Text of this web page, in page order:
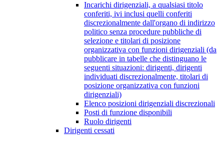
Incarichi dirigenziali, a qualsiasi titolo
conferiti, ivi inclusi quelli conferiti
discrezionalmente dall'organo di indirizzo
politico senza procedure pubbliche di
selezione e titolari di posizione
organizzativa con funzioni dirigenziali (da
pubblicare in tabelle che distinguano le
seguenti situazioni: dirigenti, dirigenti
individuati discrezionalmente, titolari di
posizione organizzativa con funzioni
dirigenziali)
Elenco posizioni dirigenziali discrezionali
Posti di funzione disponibili
Ruolo dirigenti
Dirigenti cessati